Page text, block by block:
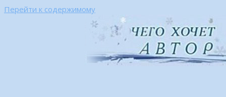
Перейти к содержимому